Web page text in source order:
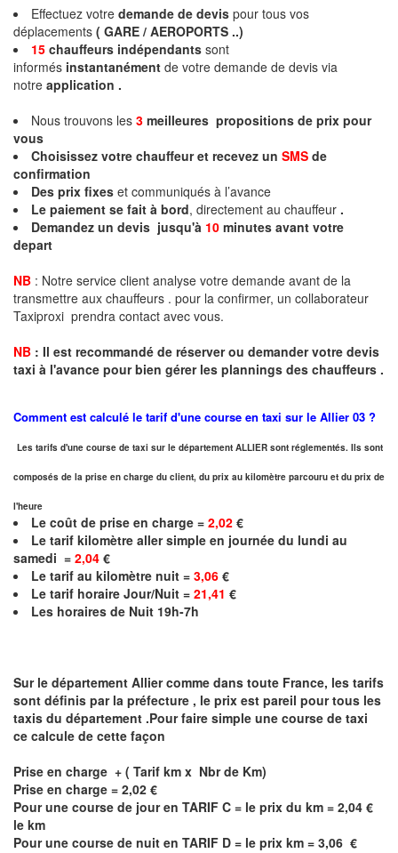
Effectuez votre demande de devis pour tous vos
déplacements ( GARE / AEROPORTS ..)
15 chauffeurs indépendants sont
informés instantanément de votre demande de devis via
notre application .
Nous trouvons les 3 meilleures propositions de prix pour
vous
Choisissez votre chauffeur et recevez un SMS de
confirmation
Des prix fixes et communiqués à l’avance
Le paiement se fait à bord, directement au chauffeur .
Demandez un devis jusqu'à 10 minutes avant votre
depart
NB : Notre service client analyse votre demande avant de la
transmettre aux chauffeurs . pour la confirmer, un collaborateur
Taxiproxi prendra contact avec vous.
NB : Il est recommandé de réserverou demandervotre devis
taxi à l'avance pour bien gérer les plannings des chauffeurs .
Comment est calculé le tarif d'une course en taxi sur le Allier 03 ?
Les tarifs d'une course de taxi sur le département ALLIER sont réglementés. Ils sont
composés de la prise en charge du client, du prix au kilomètre parcouru et du prix de
l'heure
Le coût de prise en charge = 2,02 €
Le tarif kilomètre aller simple en journée du lundi au
samedi = 2,04 €
Le tarif au kilomètre nuit = 3,06 €
Le tarif horaire Jour/Nuit = 21,41 €
Les horaires de Nuit 19h-7h
Sur le département Alliercomme dans toute France, les tarifs
sont définis par la préfecture , le prix est pareil pour tous les
taxis du département .Pour faire simple une course de taxi
ce calcule de cette façon
Prise en charge + ( Tarif km x Nbr de Km)
Prise en charge = 2,02 €
Pour une course de jour en TARIF C = le prix du km = 2,04 €
le km
Pour une course de nuit en TARIF D = le prix km = 3,06 €